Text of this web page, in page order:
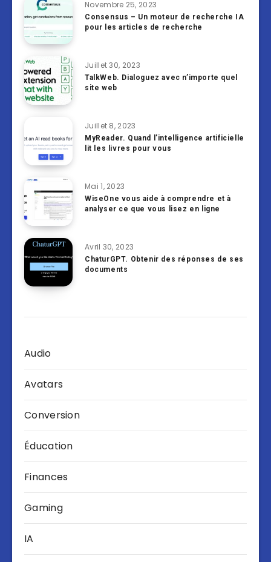
Novembre 25, 2023
Consensus – Un moteur de recherche IA
pour les articles de recherche
Juillet 30, 2023
TalkWeb. Dialoguez avec n’importe quel
site web
Juillet 8, 2023
MyReader. Quand l’intelligence artificielle
lit les livres pour vous
Mai 1, 2023
WiseOne vous aide à comprendre et à
analyser ce que vous lisez en ligne
Avril 30, 2023
ChaturGPT. Obtenir des réponses de ses
documents
Audio
Avatars
Conversion
Éducation
Finances
Gaming
IA